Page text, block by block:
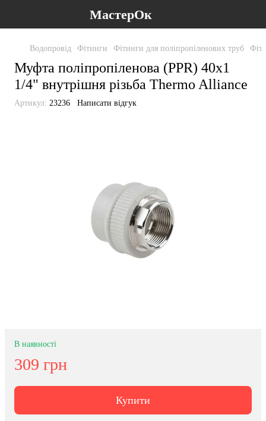
МастерОк
Водопровід Фітинги Фітинги для поліпропіленових труб
Муфта поліпропіленова (PPR) 40х1
1/4" внутрішня різьба Thermo Alliance
Артикул: 23236 Написати відгук
В наявності
309 грн
Купити